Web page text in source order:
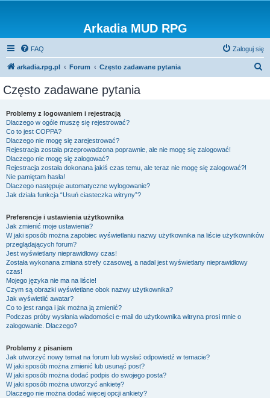
Arkadia MUD RPG
FAQ Zaloguj się
arkadia.rpg.pl Forum Często zadawane pytania
Często zadawane pytania
Problemy z logowaniem i rejestracją
Dlaczego w ogóle muszę się rejestrować?
Co to jest COPPA?
Dlaczego nie mogę się zarejestrować?
Rejestracja została przeprowadzona poprawnie, ale nie mogę się zalogować!
Dlaczego nie mogę się zalogować?
Rejestracja została dokonana jakiś czas temu, ale teraz nie mogę się zalogować?!
Nie pamiętam hasła!
Dlaczego następuje automatyczne wylogowanie?
Jak działa funkcja “Usuń ciasteczka witryny”?
Preferencje i ustawienia użytkownika
Jak zmienić moje ustawienia?
W jaki sposób można zapobiec wyświetlaniu nazwy użytkownika na liście użytkowników
przeglądających forum?
Jest wyświetlany nieprawidłowy czas!
Została wykonana zmiana strefy czasowej, a nadal jest wyświetlany nieprawidłowy
czas!
Mojego języka nie ma na liście!
Czym są obrazki wyświetlane obok nazwy użytkownika?
Jak wyświetlić awatar?
Co to jest ranga i jak można ją zmienić?
Podczas próby wysłania wiadomości e-mail do użytkownika witryna prosi mnie o
zalogowanie. Dlaczego?
Problemy z pisaniem
Jak utworzyć nowy temat na forum lub wysłać odpowiedź w temacie?
W jaki sposób można zmienić lub usunąć post?
W jaki sposób można dodać podpis do swojego posta?
W jaki sposób można utworzyć ankietę?
Dlaczego nie można dodać więcej opcji ankiety?